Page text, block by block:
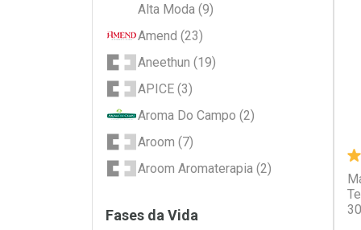
Alta Moda (9)
Amend (23)
Aneethun (19)
APICE (3)
Aroma Do Campo (2)
Aroom (7)
Aroom Aromaterapia (2)
Barba Forte (1)
Fases da Vida